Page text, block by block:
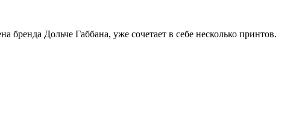
Дольче Габбана, уже сочетает в себе несколько принтов.